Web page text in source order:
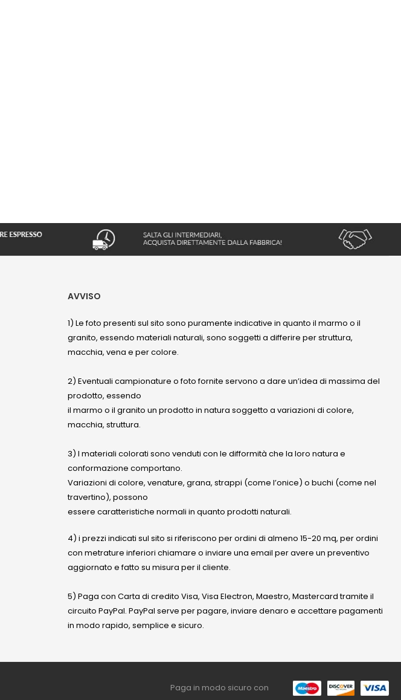
AVVISO
1) Le foto presenti sul sito sono puramente indicative in quanto il marmo o il
granito, essendo materiali naturali, sono soggetti a differire per struttura,
macchia, vena e per colore.
2) Eventuali campionature o foto fornite servono a dare un’idea di massima del
prodotto, essendo
il marmo o il granito un prodotto in natura soggetto a variazioni di colore,
macchia, struttura.
3) I materiali colorati sono venduti con le difformità che la loro natura e
conformazione comportano.
Variazioni di colore, venature, grana, strappi (come l’onice) o buchi (come nel
travertino), possono
essere caratteristiche normali in quanto prodotti naturali.
4) i prezzi indicati sul sito si riferiscono per ordini di almeno 15-20 mq, per ordini
con metrature inferiori chiamare o inviare una email per avere un preventivo
aggiornato e fatto su misura per il cliente.
5) Paga con Carta di credito Visa, Visa Electron, Maestro, Mastercard tramite il
circuito PayPal. PayPal serve per pagare, inviare denaro e accettare pagamenti
in modo rapido, semplice e sicuro.
Paga in modo sicuro con